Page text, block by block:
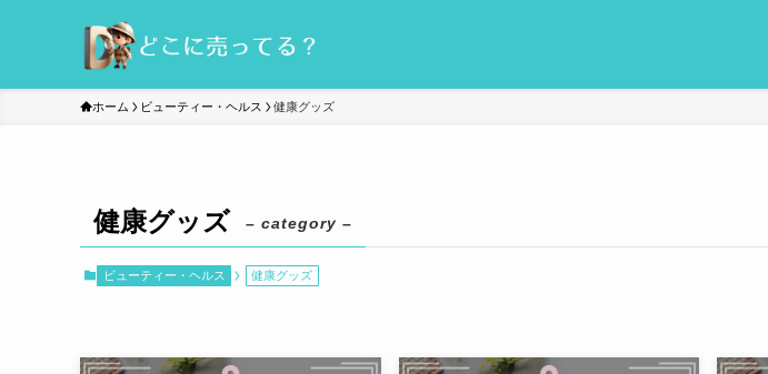
ホーム ビューティー・ヘルス 健康グッズ
健康グッズ – category –
ビューティー・ヘルス 健康グッズ